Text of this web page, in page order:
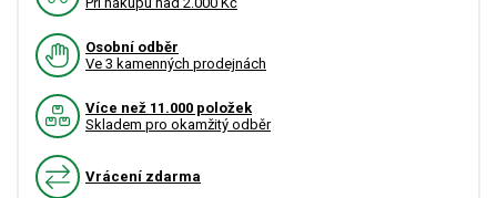
Osobní odběr
Ve 3 kamenných prodejnách
Více než 11.000 položek
Skladem pro okamžitý odběr
Vrácení zdarma